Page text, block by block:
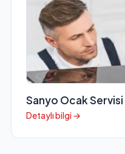
Sanyo Ocak Servisi
Detaylı bilgi →